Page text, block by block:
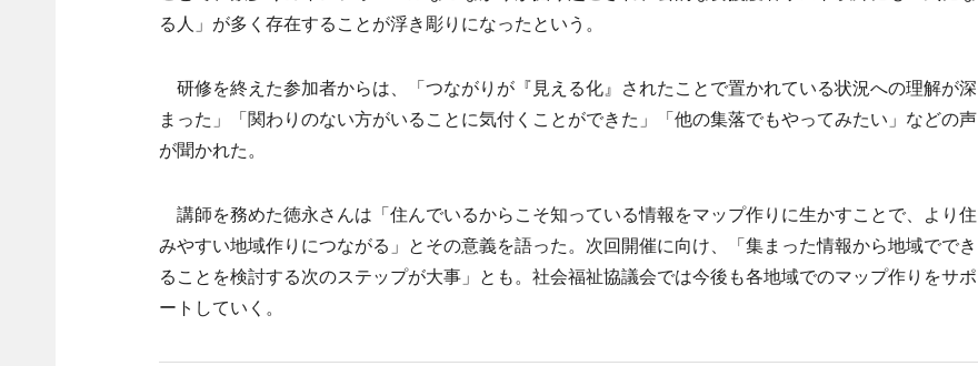
る人」が多く存在することが浮き彫りになったという。
研修を終えた参加者からは、「つながりが『見える化』されたことで置かれている状況への理解が深
まった」「関わりのない方がいることに気付くことができた」「他の集落でもやってみたい」などの声
が聞かれた。
講師を務めた徳永さんは「住んでいるからこそ知っている情報をマップ作りに生かすことで、より住
みやすい地域作りにつながる」とその意義を語った。次回開催に向け、「集まった情報から地域ででき
ることを検討する次のステップが大事」とも。社会福祉協議会では今後も各地域でのマップ作りをサポ
ートしていく。